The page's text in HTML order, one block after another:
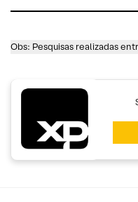
Obs: Pesquisas realizadas